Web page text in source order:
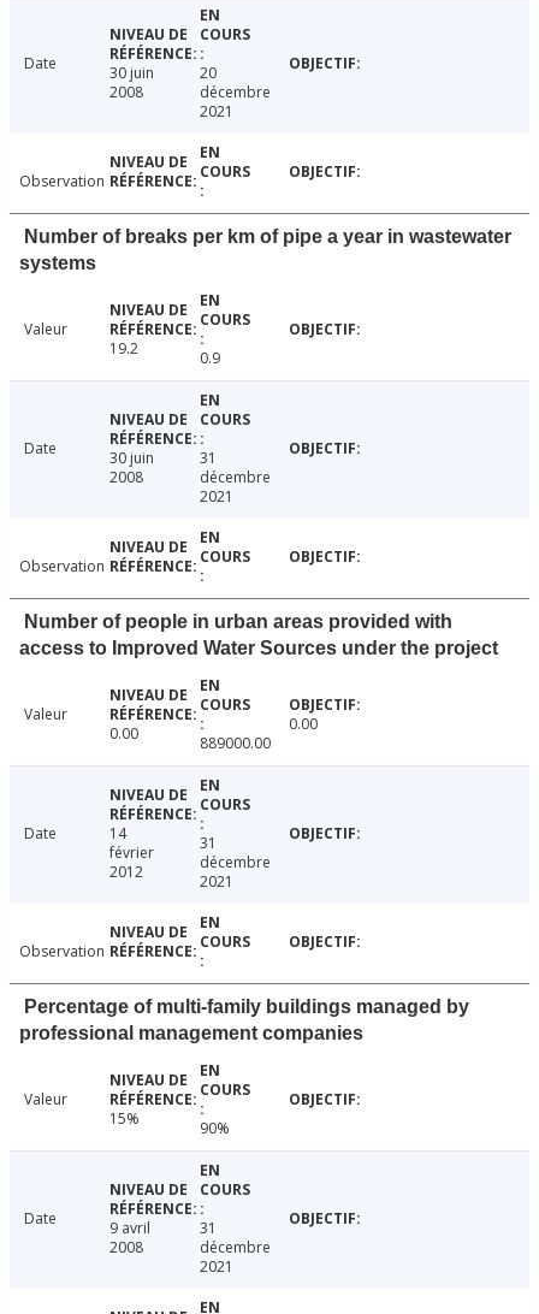
Date
30 juin
2008
20
décembre
2021
Observation
Number of breaks per km of pipe a year in wastewater
systems
Valeur
19.2
0.9
Date
30 juin
2008
31
décembre
2021
Observation
Number of people in urban areas provided with
access to Improved Water Sources under the project
Valeur
0.00
889000.00
0.00
Date
14
février
2012
31
décembre
2021
Observation
Percentage of multi-family buildings managed by
professional management companies
Valeur
15%
90%
Date
9 avril
2008
31
décembre
2021